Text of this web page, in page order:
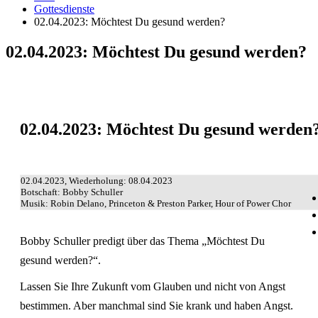
Gottesdienste
02.04.2023: Möchtest Du gesund werden?
02.04.2023: Möchtest Du gesund werden?
02.04.2023: Möchtest Du gesund
02.04.2023, Wiederholung: 08.04.2023
Botschaft: Bobby Schuller
Musik: Robin Delano, Princeton & Preston Parker, Hour of Power Chor
Bobby Schuller predigt über das Thema „Möchtest Du
gesund werden?“.
Lassen Sie Ihre Zukunft vom Glauben und nicht von Angst
bestimmen. Aber manchmal sind Sie krank und haben Angst.